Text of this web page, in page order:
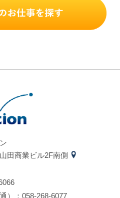
⽥商業ビル2F南側
）：058-268-6077